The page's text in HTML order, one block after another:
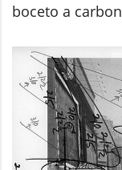
boceto a